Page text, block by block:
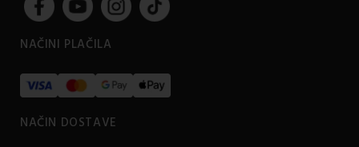
NAČINI PLAČILA
NAČIN DOSTAVE